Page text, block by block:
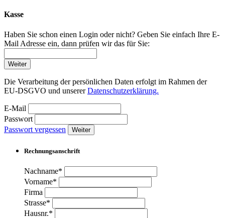
Kasse
Haben Sie schon einen Login oder nicht? Geben Sie einfach Ihre E-
Mail Adresse ein, dann prüfen wir das für Sie:
Weiter
Die Verarbeitung der persönlichen Daten erfolgt im Rahmen der
EU-DSGVO und unsererDatenschutzerklärung.
E-Mail
Passwort
Passwort vergessen
Weiter
Rechnungsanschrift
Nachname*
Vorname*
Firma
Strasse*
Hausnr.*